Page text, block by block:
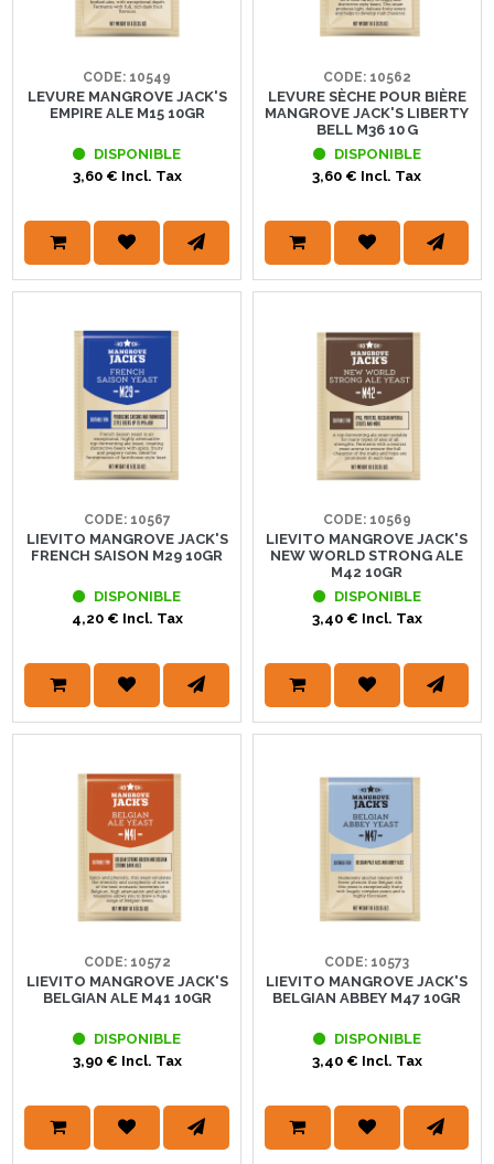
CODE: 10549
LEVURE MANGROVE JACK'S
EMPIRE ALE M15 10GR
DISPONIBLE
3,60 € Incl. Tax
CODE: 10562
LEVURE SÈCHE POUR BIÈRE
MANGROVE JACK'S LIBERTY
BELL M36 10 G
DISPONIBLE
3,60 € Incl. Tax
CODE: 10567
LIEVITO MANGROVE JACK'S
FRENCH SAISON M29 10GR
DISPONIBLE
4,20 € Incl. Tax
CODE: 10569
LIEVITO MANGROVE JACK'S
NEW WORLD STRONG ALE
M42 10GR
DISPONIBLE
3,40 € Incl. Tax
CODE: 10572
LIEVITO MANGROVE JACK'S
BELGIAN ALE M41 10GR
DISPONIBLE
3,90 € Incl. Tax
CODE: 10573
LIEVITO MANGROVE JACK'S
BELGIAN ABBEY M47 10GR
DISPONIBLE
3,40 € Incl. Tax